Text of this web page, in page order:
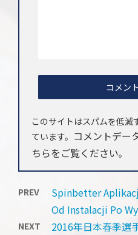
このサイトはスパムを低
ています。 コメントデー
ちらをご覧ください。
PREV
Spinbetter
Od Instalacji Po
NEXT
2016年日本春季選